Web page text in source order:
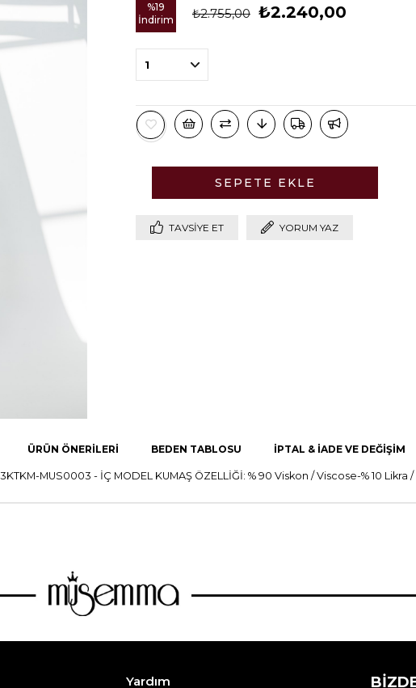
%19
İndirim
₺2.755,00 ₺2.240,00
TAVSIYE ET YORUM YAZ
ÜRÜN ÖNERILERI BEDEN TABLOSU İPTAL & İADE VE DEĞİŞİM
MUS0003 - İÇ MODEL KUMAŞ ÖZELLİĞİ: % 90 Viskon / Viscose-% 10 Likra /
Yardım